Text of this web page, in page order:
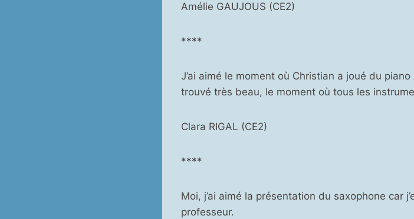
Amélie GAUJOUS (CE2)
****
J’ai aimé le moment où Christian a joué du
trouvé très beau, le moment où tous les
Clara RIGAL (CE2)
****
Moi, j’ai aimé la présentation du saxophone car
professeur.